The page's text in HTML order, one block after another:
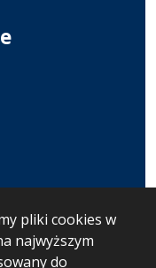
pliki cookies w
najwyższym
do